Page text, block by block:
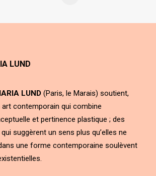
LUND
LUND (Paris, le Marais) soutient,
art contemporain qui combine
et pertinence plastique ; des
suggèrent un sens plus qu’elles ne
une forme contemporaine soulèvent